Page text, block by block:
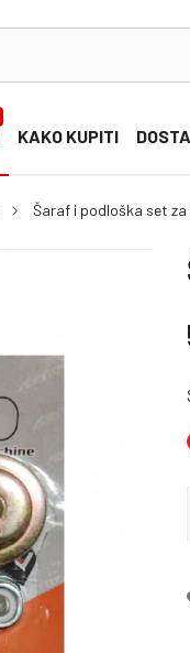
KAKO KUPITI
Šaraf i podloška set